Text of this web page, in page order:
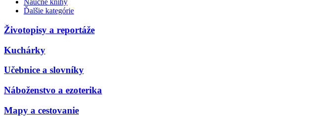
Náučné knihy
Ďalšie kategórie
Životopisy a reportáže
Kuchárky
Učebnice a slovníky
Náboženstvo a ezoterika
Mapy a cestovanie